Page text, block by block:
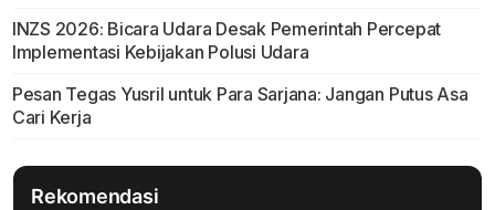
INZS 2026: Bicara Udara Desak Pemerintah Percepat
Implementasi Kebijakan Polusi Udara
Pesan Tegas Yusril untuk Para Sarjana: Jangan Putus Asa
Cari Kerja
Rekomendasi